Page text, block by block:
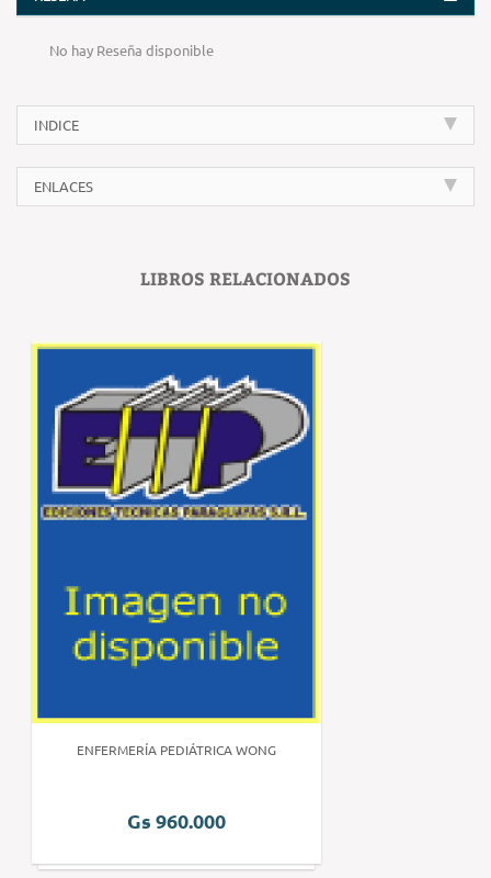
No hay Reseña disponible
INDICE
ENLACES
LIBROS RELACIONADOS
ENFERMERÍA PEDIÁTRICA WONG
Gs 960.000